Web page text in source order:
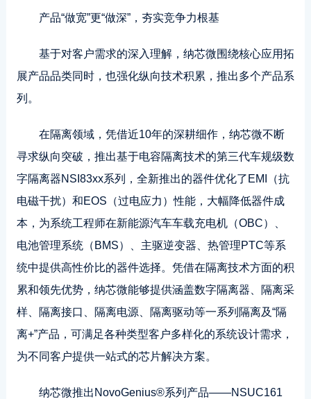
产品“做宽”更“做深”，夯实竞争力根基
基于对客户需求的深入理解，纳芯微围绕核心应用拓
展产品品类同时，也强化纵向技术积累，推出多个产品系
列。
在隔离领域，凭借近10年的深耕细作，纳芯微不断
寻求纵向突破，推出基于电容隔离技术的第三代车规级数
字隔离器NSI83xx系列，全新推出的器件优化了EMI（抗
电磁干扰）和EOS（过电应力）性能，大幅降低器件成
本，为系统工程师在新能源汽车车载充电机（OBC）、
电池管理系统（BMS）、主驱逆变器、热管理PTC等系
统中提供高性价比的器件选择。凭借在隔离技术方面的积
累和领先优势，纳芯微能够提供涵盖数字隔离器、隔离采
样、隔离接口、隔离电源、隔离驱动等一系列隔离及“隔
离+”产品，可满足各种类型客户多样化的系统设计需求，
为不同客户提供一站式的芯片解决方案。
纳芯微推出NovoGenius®系列产品——NSUC161